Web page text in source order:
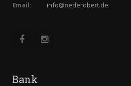
Email:
info@nederobert.de
Bank